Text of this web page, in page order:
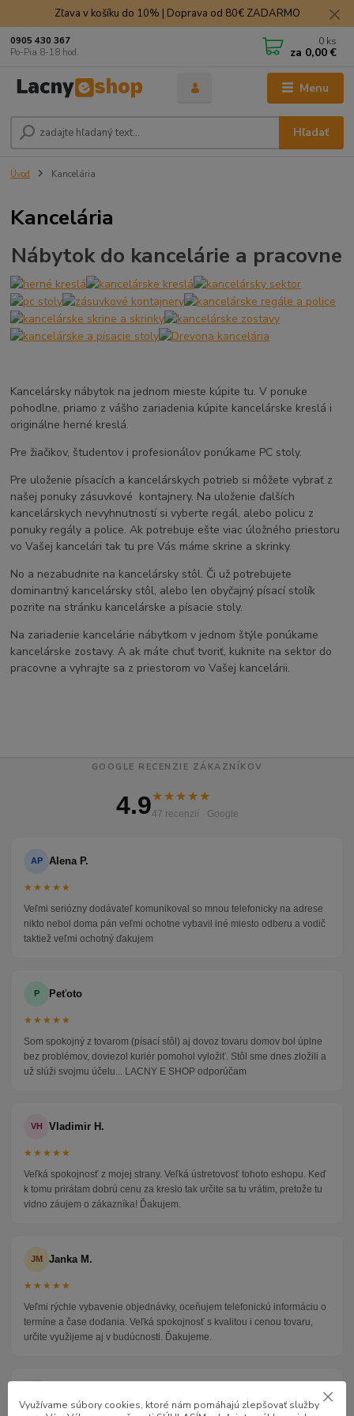
Zľava v košíku do 10% | Doprava od 80€ ZADARMO
Menu
Hľadať
0905 430 367
Po-Pia 8-18 hod.
0 ks
za 0,00 €
Úvod Kancelária
Kancelária
Nábytok do kancelárie a pracovne
Kancelársky nábytok na jednom mieste kúpite tu. V ponuke
pohodlne, priamo z vášho zariadenia kúpite kancelárske kreslá i
originálne herné kreslá.
Pre žiačikov, študentov i profesionálov ponúkame PC stoly.
Pre uloženie písacích a kancelárskych potrieb si môžete vybrať z
našej ponuky zásuvkové kontajnery. Na uloženie ďalších
kancelárskych nevyhnutností si vyberte regál, alebo policu z
ponuky regály a police. Ak potrebuje ešte viac úložného priestoru
vo Vašej kancelári tak tu pre Vás máme skrine a skrinky.
No a nezabudnite na kancelársky stôl. Či už potrebujete
dominantný kancelársky stôl, alebo len obyčajný písací stolík
pozrite na stránku kancelárske a písacie stoly.
Na zariadenie kancelárie nábytkom v jednom štýle ponúkame
kancelárske zostavy. A ak máte chuť tvoriť, kuknite na sektor do
pracovne a vyhrajte sa z priestorom vo Vašej kancelárii.
GOOGLE RECENZIE ZÁKAZNÍKOV
4.9★★★★★
47 recenzií · Google
AP Alena P.
★★★★★
Veľmi seriózny dodávateľ komunikoval so mnou telefonicky na adrese
nikto nebol doma pán veľmi ochotne vybavil iné miesto odberu a vodič
taktiež veľmi ochotný ďakujem
P Peťoto
★★★★★
Som spokojný z tovarom (písací stôl) aj dovoz tovaru domov bol úplne
bez problémov, doviezol kuriér pomohol vyložiť. Stôl sme dnes zložili a
už slúži svojmu účelu... LACNY E SHOP odporúčam
VH Vladimir H.
★★★★★
Veľká spokojnosť z mojej strany. Veľká ústretovosť tohoto eshopu. Keď
k tomu prirátam dobrú cenu za kreslo tak určite sa tu vrátim, pretože tu
vidno záujem o zákazníka! Ďakujem.
JM Janka M.
★★★★★
Veľmi rýchle vybavenie objednávky, oceňujem telefonickú informáciu o
termíne a čase dodania. Veľká spokojnosť s kvalitou i cenou tovaru,
určite využijeme aj v budúcnosti. Ďakujeme.
Využívame súbory cookies, ktoré nám pomáhajú zlepšovať služby